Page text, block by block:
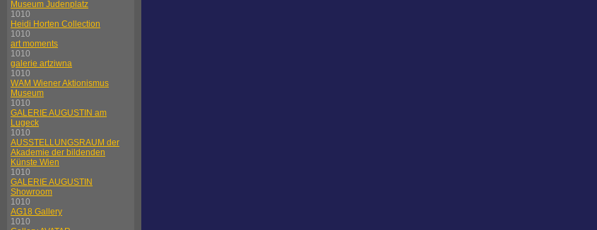
Museum Judenplatz
1010
Heidi Horten Collection
1010
art moments
1010
galerie artziwna
1010
WAM Wiener Aktionismus
Museum
1010
GALERIE AUGUSTIN am
Lugeck
1010
AUSSTELLUNGSRAUM der
Akademie der bildenden
Künste Wien
1010
GALERIE AUGUSTIN
Showroom
1010
AG18 Gallery
1010